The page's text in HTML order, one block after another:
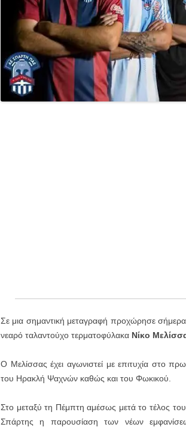
Σε μια σημαντική μεταγραφή προχώρησε
νεαρό ταλαντούχο τερματοφύλακα Νίκο
Ο Μελίσσας έχει αγωνιστεί με επιτυχία στο
του Ηρακλή Ψαχνών καθώς και του Φωκικού.
Στο μεταξύ τη Πέμπτη αμέσως μετά το τέλος
Σπάρτης η παρουσίαση των νέων